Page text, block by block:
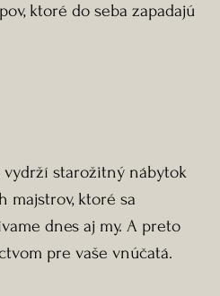
ktoré do seba zapadajú
starožitný nábytok
majstrov, ktoré sa
dnes aj my. A preto
pre vaše vnúčatá.